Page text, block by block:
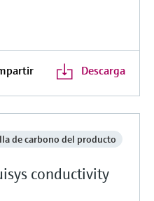
Descarga
de carbono del producto
conductivity